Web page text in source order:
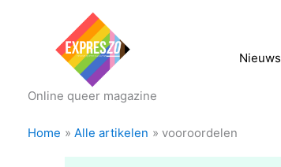
Online queer magazine
Nieuws
Home Alle artikelen vooroordelen